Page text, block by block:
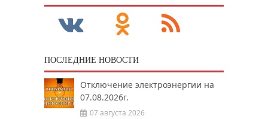
ПОСЛЕДНИЕ НОВОСТИ
Отключение электроэнергии на
07.08.2026г.
07 августа 2026